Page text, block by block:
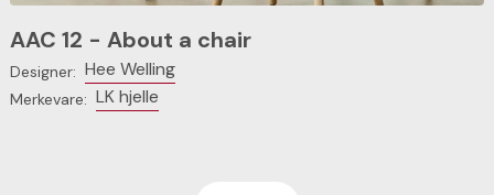
AAC 12 - About a chair
Designer: Hee Welling
Merkevare: LK hjelle